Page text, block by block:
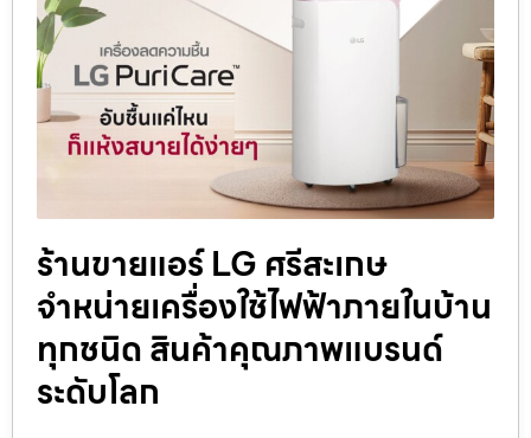
ร้านขายแอร์ LG ศรีสะเกษ
จำหน่ายเครื่องใช้ไฟฟ้าภายในบ้าน
ทุกชนิด สินค้าคุณภาพแบรนด์
ระดับโลก